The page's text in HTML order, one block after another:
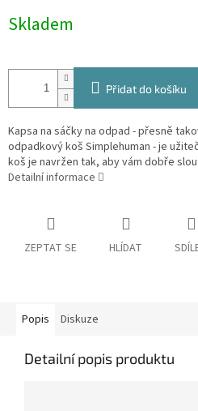
cena:
Skladem
Přidat do košíku
Kapsa na sáčky na odpad - přesně
odpadkový koš Simplehuman - je
koš je navržen tak, aby vám dobře
Detailní informace
ZEPTAT SE HLÍDAT
Popis Diskuze
Detailní popis produktu